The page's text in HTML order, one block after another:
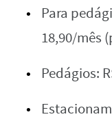
Para
18,90/mês
Pedágios: